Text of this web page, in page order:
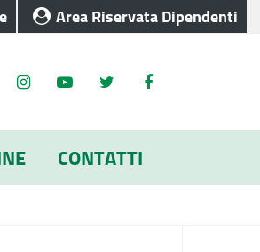
Area Riservata Dipendenti
CONTATTI